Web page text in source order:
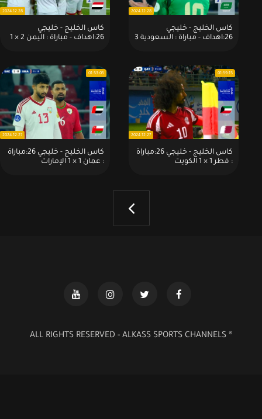
كاس الخليج - خليجي
26:اهداف - مباراة : السعودية 3
2024.12.28
كاس الخليج - خليجي
26:اهداف - مباراة : اليمن 2 × 1
2024.12.28
كاس الخليج - خليجي 26:مباراة
: قطر 1 × 1 الكويت
01:59:15
2024.12.27
كاس الخليج - خليجي 26:مباراة
: عمان 1 × 1 الإمارات
01:53:05
2024.12.27